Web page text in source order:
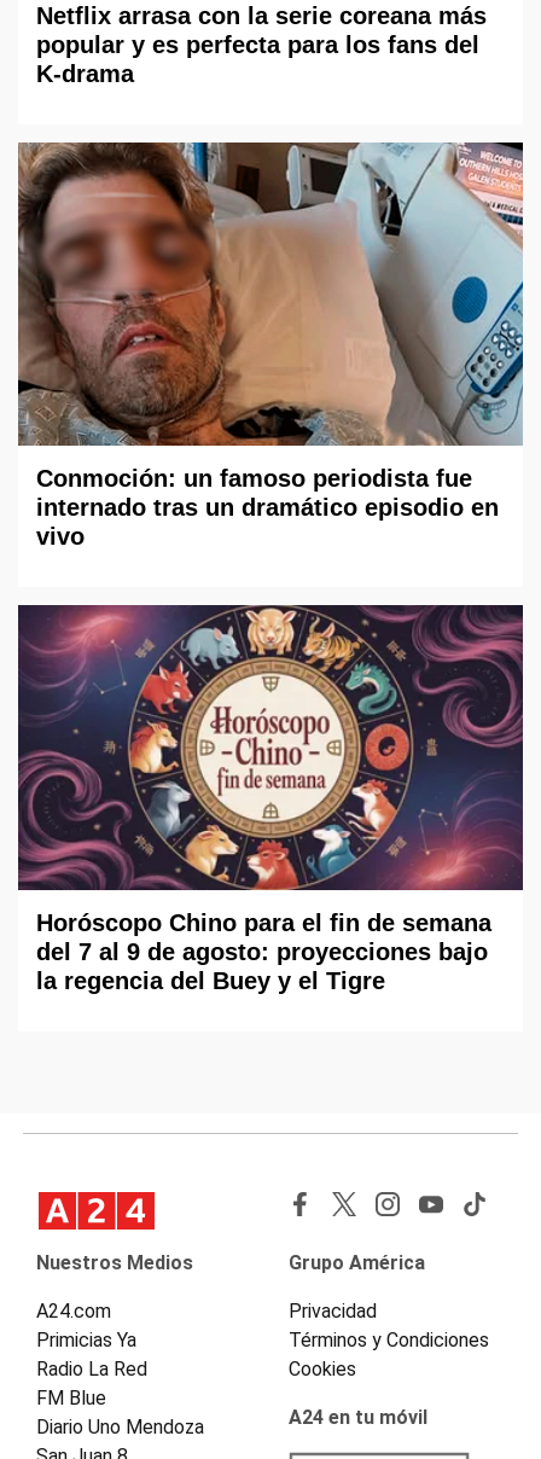
Netflix arrasa con la serie coreana más
popular y es perfecta para los fans del
K-drama
Conmoción: un famoso periodista fue
internado tras un dramático episodio en
vivo
Horóscopo Chino para el fin de semana
del 7 al 9 de agosto: proyecciones bajo
la regencia del Buey y el Tigre
Nuestros Medios
A24.com
Primicias Ya
Radio La Red
FM Blue
Diario Uno Mendoza
Grupo América
Privacidad
Términos y Condiciones
Cookies
A24 en tu móvil